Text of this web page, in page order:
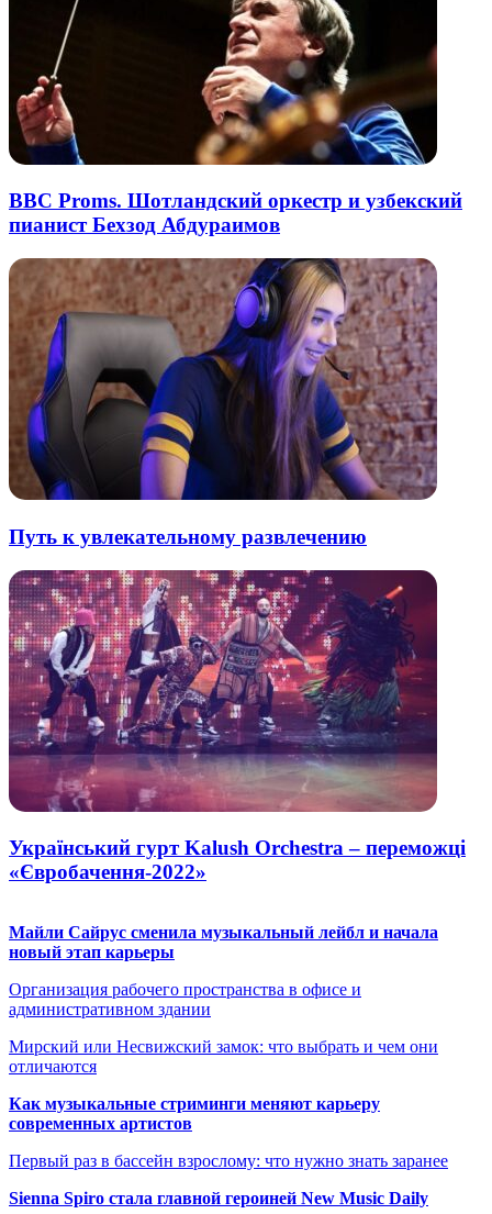
BBC Proms. Шотландский оркестр и узбекский
пианист Бехзод Абдураимов
Путь к увлекательному развлечению
Український гурт Kalush Orchestra – переможці
«Євробачення-2022»
Майли Сайрус сменила музыкальный лейбл и начала
новый этап карьеры
Организация рабочего пространства в офисе и
административном здании
Мирский или Несвижский замок: что выбрать и чем они
отличаются
Как музыкальные стриминги меняют карьеру
современных артистов
Первый раз в бассейн взрослому: что нужно знать заранее
Sienna Spiro стала главной героиней New Music Daily